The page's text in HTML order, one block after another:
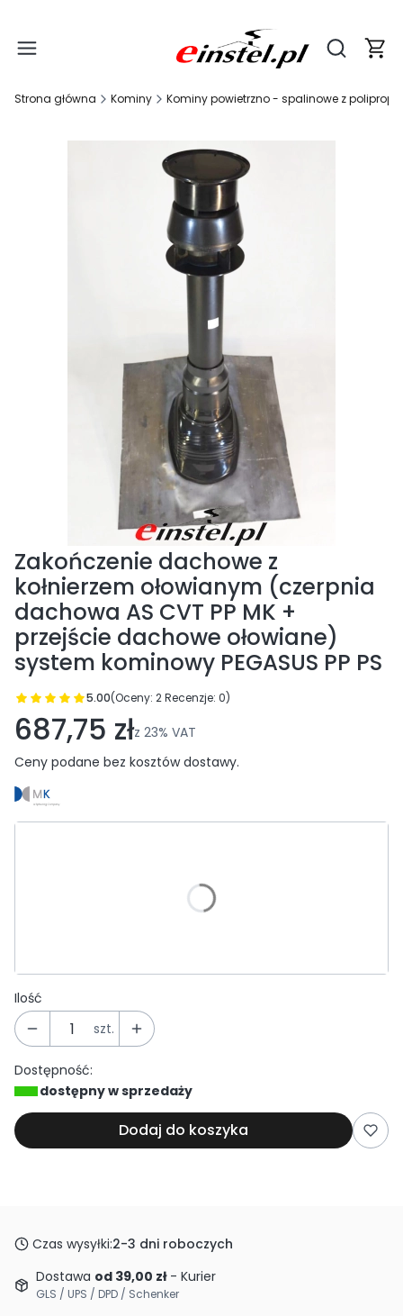
Otwórz
Strona główna Kominy Kominy powietrzno - spalinowe z
Zakończenie dachowe z
kołnierzem ołowianym (czerpnia
dachowa AS CVT PP MK +
przejście dachowe ołowiane)
system kominowy PEGASUS PP PS
5.00(Oceny: 2 Recenzje: 0)
Przejdź do sekcji Opinie
687,75 złz 23% VAT
Ceny podane bez kosztów dostawy.
Ilość
szt.
Dostępność:
dostępny w sprzedaży
Dodaj do koszyka
Czas wysyłki:2-3 dni roboczych
Dostawa od 39,00 zł - Kurier
GLS / UPS / DPD / Schenker